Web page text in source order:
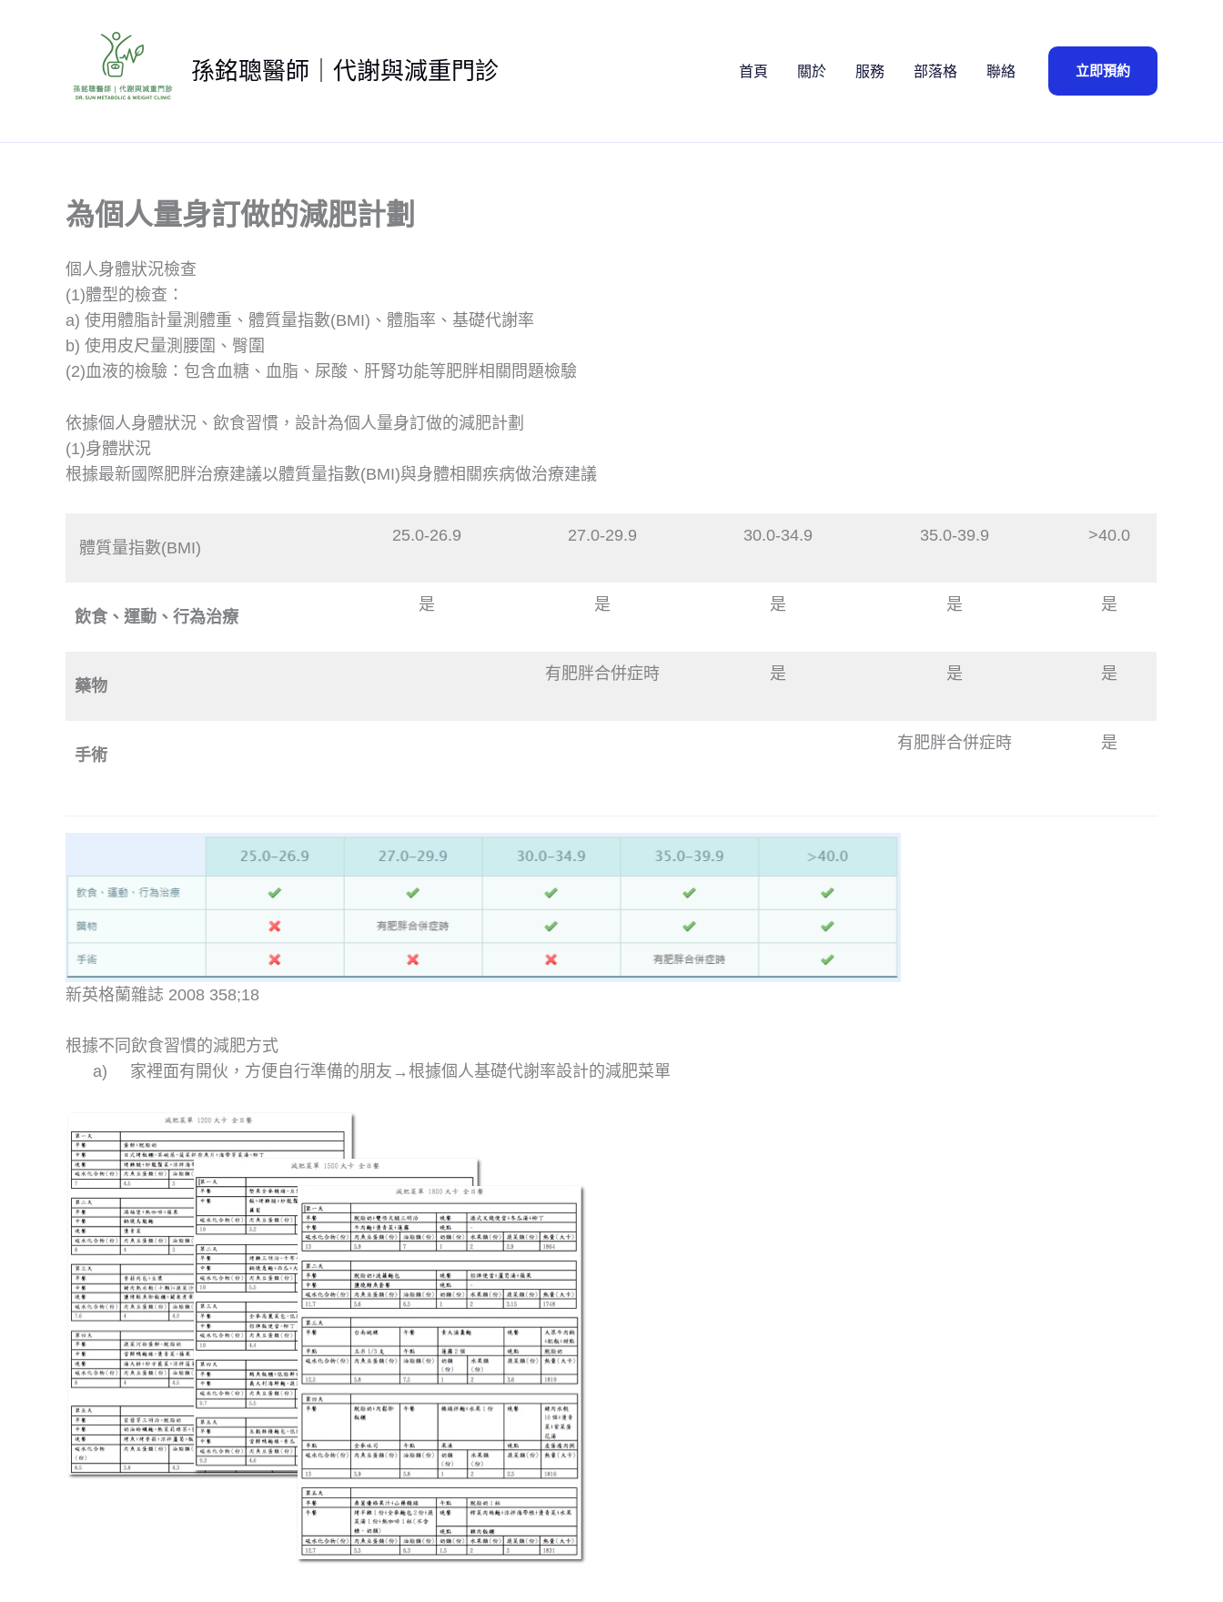
容
孫銘聰醫師｜代謝與減重門診 首頁 關於 服務 部落格 聯絡 立即預約
為個人量身訂做的減肥計劃
個人身體狀況檢查
(1)體型的檢查：
a) 使用體脂計量測體重、體質量指數(BMI)、體脂率、基礎代謝率
b) 使用皮尺量測腰圍、臀圍
(2)血液的檢驗：包含血糖、血脂、尿酸、肝腎功能等肥胖相關問題檢驗
依據個人身體狀況、飲食習慣，設計為個人量身訂做的減肥計劃
(1)身體狀況
根據最新國際肥胖治療建議以體質量指數(BMI)與身體相關疾病做治療建議
體質量指數(BMI)
25.0-26.9 27.0-29.9 30.0-34.9 35.0-39.9 >40.0
飲食、運動、行為治療
是 是 是 是 是
藥物
有肥胖合併症時 是 是 是
手術
有肥胖合併症時 是
新英格蘭雜誌 2008 358;18
根據不同飲食習慣的減肥方式
a) 家裡面有開伙，方便自行準備的朋友→根據個人基礎代謝率設計的減肥菜單